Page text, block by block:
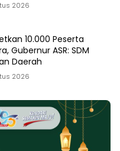
2026
10.000 Peserta
Gubernur ASR: SDM
Daerah
2026